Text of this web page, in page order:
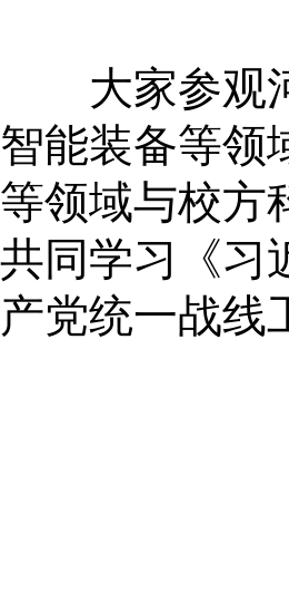
大家参观河
智能装备等领
等领域与校方
共同学习《习
产党统一战线